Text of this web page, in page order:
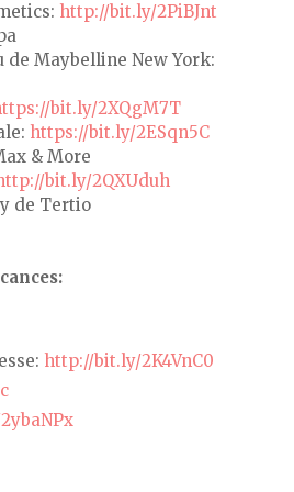
http://bit.ly/2PiBJnt
Maybelline New York:
bit.ly/2XQgM7T
https://bit.ly/2ESqn5C
& More
bit.ly/2QXUduh
de Tertio
http://bit.ly/2K4VnC0